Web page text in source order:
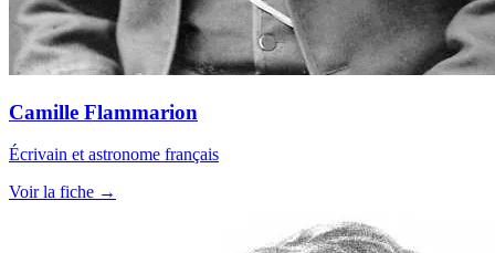
Camille Flammarion
Écrivain et astronome français
Voir la fiche →